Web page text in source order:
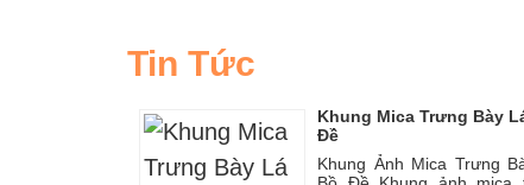
Tin Tức
Khung Mica Trưng Bày
Đề
Khung Ảnh Mica Trưng